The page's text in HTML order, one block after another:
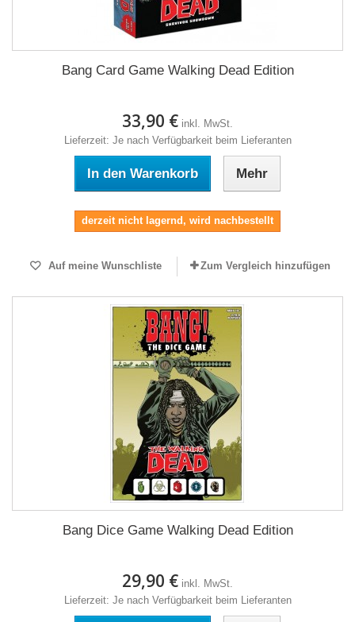
Bang Card Game Walking Dead Edition
33,90 € inkl. MwSt.
Lieferzeit: Je nach Verfügbarkeit beim Lieferanten
In den Warenkorb Mehr
derzeit nicht lagernd, wird nachbestellt
Auf meine Wunschliste Zum Vergleich hinzufügen
Bang Dice Game Walking Dead Edition
29,90 € inkl. MwSt.
Lieferzeit: Je nach Verfügbarkeit beim Lieferanten